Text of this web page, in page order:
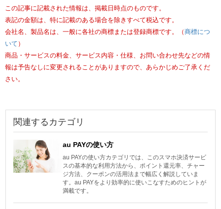
この記事に記載された情報は、掲載日時点のものです。
表記の金額は、特に記載のある場合を除きすべて税込です。
会社名、製品名は、一般に各社の商標または登録商標です。（ 商標につ
いて ）
商品・サービスの料金、サービス内容・仕様、お問い合わせ先などの情
報は予告なしに変更されることがありますので、あらかじめご了承くだ
さい。
関連するカテゴリ
au PAYの使い方
au PAYの使い方カテゴリでは、このスマホ決済サービ
スの基本的な利用方法から、ポイント還元率、チャー
ジ方法、クーポンの活用法まで幅広く解説していま
す。au PAYをより効率的に使いこなすためのヒントが
満載です。